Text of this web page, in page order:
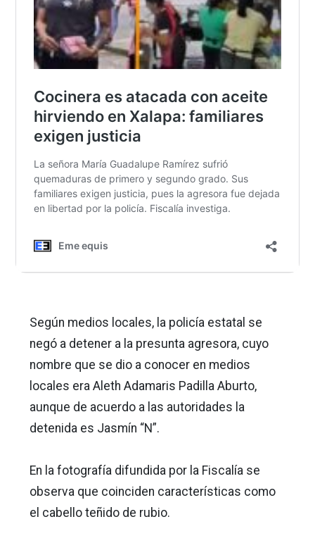
Según medios locales, la policía estatal se
negó a detener a la presunta agresora, cuyo
nombre que se dio a conocer en medios
locales era Aleth Adamaris Padilla Aburto,
aunque de acuerdo a las autoridades la
detenida es Jasmín “N”.
En la fotografía difundida por la Fiscalía se
observa que coinciden características como
el cabello teñido de rubio.